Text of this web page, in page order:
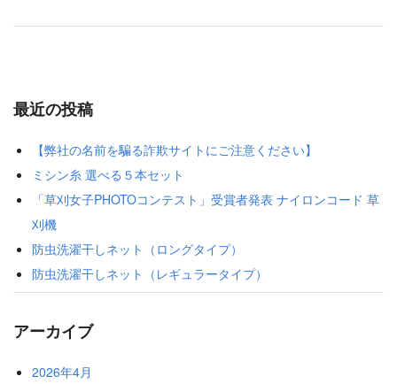
最近の投稿
【弊社の名前を騙る詐欺サイトにご注意ください】
ミシン糸 選べる５本セット
「草刈女子PHOTOコンテスト」受賞者発表 ナイロンコード 草
刈機
防虫洗濯干しネット（ロングタイプ）
防虫洗濯干しネット（レギュラータイプ）
アーカイブ
2026年4月